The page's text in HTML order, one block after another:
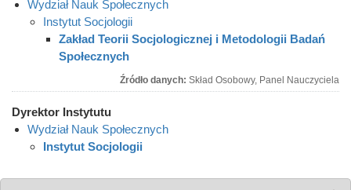
Wydział Nauk Społecznych
Instytut Socjologii
Zakład Teorii Socjologicznej i Metodologii Badań
Społecznych
Źródło danych: Skład Osobowy, Panel Nauczyciela
Dyrektor Instytutu
Wydział Nauk Społecznych
Instytut Socjologii